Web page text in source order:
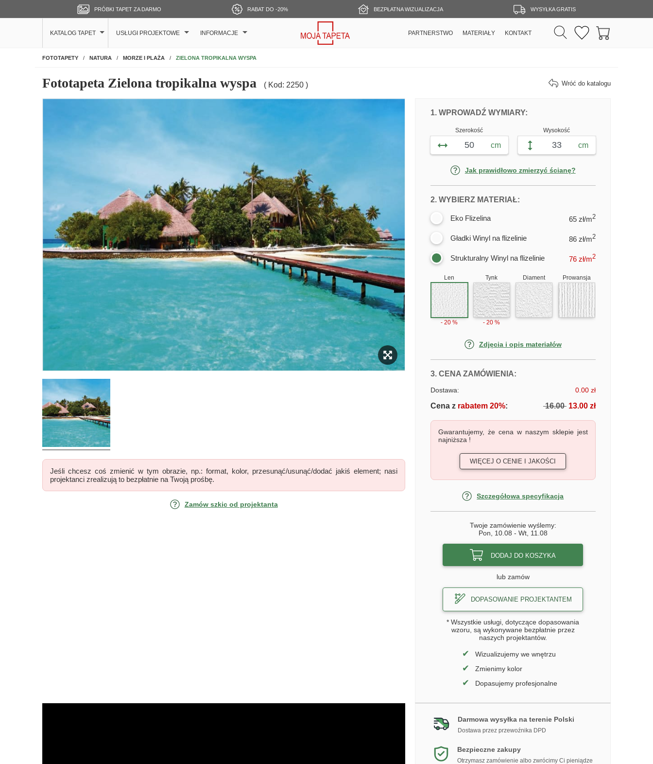
PRÓBKI TAPET ZA DARMO RABAT DO -20% BEZPŁATNA WIZUALIZACJA WYSYŁKA GRATIS
KATALOG TAPET USŁUGI PROJEKTOWE INFORMACJE PARTNERSTWO MATERIAŁY KONTAKT
FOTOTAPETYNA ŚCIANĘ
NATURA MORZE I PLAŻA ZIELONA TROPIKALNA WYSPA
Fototapeta Zielona tropikalna wyspa ( Kod: 2250 ) Wróć do katalogu
Jeśli chcesz coś zmienić w tym obrazie, np.: format, kolor, przesunąć/usunąć/dodać jakiś element; nasi
projektanci zrealizują to bezpłatnie na Twoją prośbę.
Zamów szkic od projektanta
DOPASUJ FOTOTAPETĘ ZIELONA
1. WPROWADŹ WYMIARY:FOTOTAPETY ZIELONA
Szerokość
cm
Wysokość
cm
Jak prawidłowo zmierzyć ścianę?
2. WYBIERZ MATERIAŁ:DLA FOTOTAPETY ZIELONA
Eko Flizelina 65 zł/m2
Gładki Winyl na flizelinie 86 zł/m2
Strukturalny Winyl na flizelinie 76zł/m2
Len
- 20 %
Tynk
- 20 %
Diament Prowansja
Zdjęcia i opis materiałów
3. CENA ZAMÓWIENIA:FOTOTAPETY ZIELONA
Dostawa: 0.00 zł
Cena zrabatem 20%: 16.0013.00 zł
Gwarantujemy, że cena w naszym sklepie jest
najniższa !
WIĘCEJ O CENIE I JAKOŚCI
Szczegółowa specyfikacja
Twoje zamówienie wyślemy:
Pon, 10.08 - Wt, 11.08
DODAJ DO KOSZYKA
lub zamów
DOPASOWANIE PROJEKTANTEM
* Wszystkie usługi, dotyczące dopasowania
wzoru, są wykonywane bezpłatnie przez
naszych projektantów.
✔ Wizualizujemy we wnętrzu
✔ Zmienimy kolor
✔ Dopasujemy profesjonalne
Darmowa wysyłka na terenie Polski
Dostawa przez przewoźnika DPD
Bezpieczne zakupy
Otrzymasz zamówienie albo zwrócimy Ci pieniądze